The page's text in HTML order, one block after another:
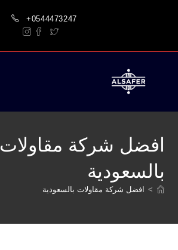
+0544473247
افضل شركة مقاولات
بالسعودية
> افضل شركة مقاولات بالسعودية